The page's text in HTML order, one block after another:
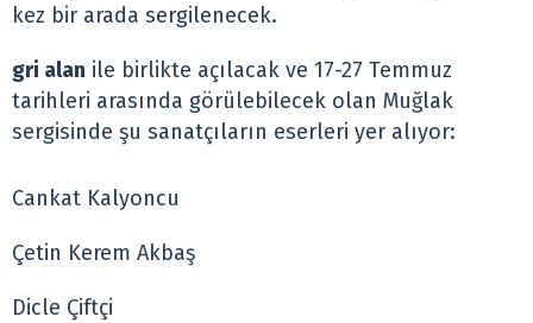
kez bir arada sergilenecek.
gri alan ile birlikte açılacak ve 17-27 Temmuz
tarihleri arasında görülebilecek olan Muğlak
sergisinde şu sanatçıların eserleri yer alıyor:
Cankat Kalyoncu
Çetin Kerem Akbaş
Dicle Çiftçi